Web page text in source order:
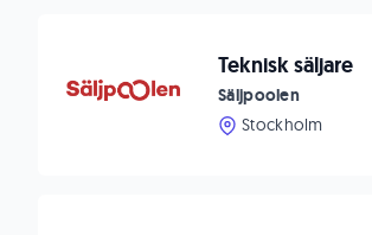
Teknisk säljare
Säljpoolen
Stockholm